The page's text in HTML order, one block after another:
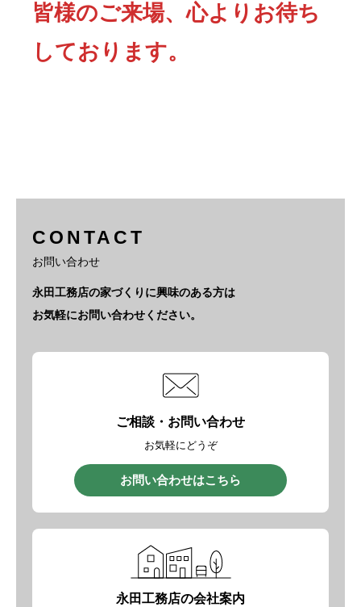
皆様のご来場、心よりお待ち
しております。
CONTACT
お問い合わせ
永田工務店の家づくりに興味のある方は
お気軽にお問い合わせください。
ご相談・お問い合わせ
お気軽にどうぞ
お問い合わせはこちら
永田工務店の会社案内